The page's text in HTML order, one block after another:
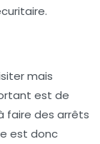
mais
est de
faire des arrêts
est donc